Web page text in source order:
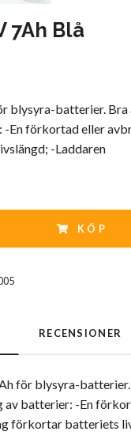
7Ah Blå
blysyra-batterier.
-En förkortad eller
-Laddaren
KÖP
RECENSIONER
för blysyra-
av batterier: -En
förkortar batteriets